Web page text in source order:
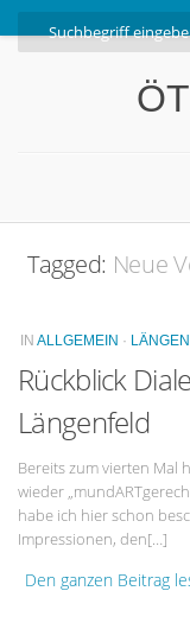
Home
Free W-LAN
Sölden
Impressum
Kontakt
Tagged: Neue
IN ALLGEMEIN ·
Rückblick
Längenfeld
Bereits zum vierten Mal
wieder
habe ich hier schon
Impressionen, den[…]
Den ganzen Beitrag